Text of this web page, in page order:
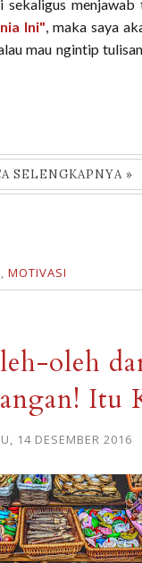
Ini", maka saya
mau ngintip
SELENGKAPNYA »
, MOTIVASI
oleh
Itu
14 DESEMBER 2016